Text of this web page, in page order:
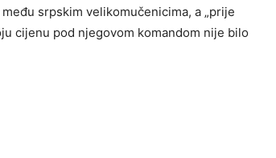
srpskim velikomučenicima, a „prije
cijenu pod njegovom komandom nije bilo